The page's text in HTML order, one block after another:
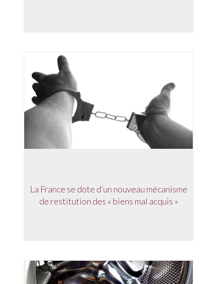
La France se dote d’un nouveau mécanisme
de restitution des « biens mal acquis »